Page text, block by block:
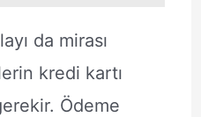
da mirası
kredi kartı
Ödeme